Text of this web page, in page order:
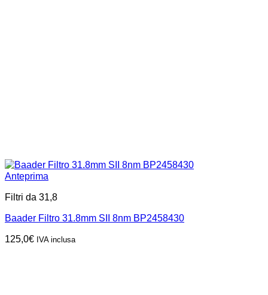
Anteprima
Filtri da 31,8
Baader Filtro 31.8mm SII 8nm BP2458430
125,0€ IVA inclusa